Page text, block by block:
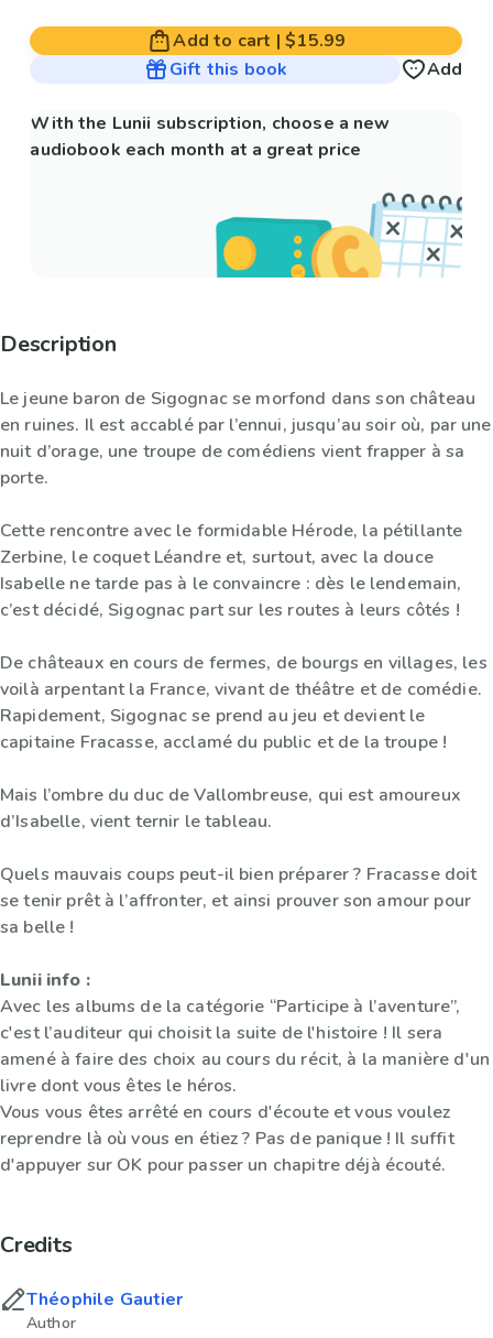
Add to cart |$15.99
Gift this book
Add
With the Lunii subscription, choose a new
audiobook each month at a great price
Description
Le jeune baron de Sigognac se morfond dans son château
en ruines. Il est accablé par l’ennui, jusqu’au soir où, par une
nuit d’orage, une troupe de comédiens vient frapper à sa
porte.
Cette rencontre avec le formidable Hérode, la pétillante
Zerbine, le coquet Léandre et, surtout, avec la douce
Isabelle ne tarde pas à le convaincre : dès le lendemain,
c’est décidé, Sigognac part sur les routes à leurs côtés !
De châteaux en cours de fermes, de bourgs en villages, les
voilà arpentant la France, vivant de théâtre et de comédie.
Rapidement, Sigognac se prend au jeu et devient le
capitaine Fracasse, acclamé du public et de la troupe !
Mais l’ombre du duc de Vallombreuse, qui est amoureux
d’Isabelle, vient ternir le tableau.
Quels mauvais coups peut-il bien préparer ? Fracasse doit
se tenir prêt à l’affronter, et ainsi prouver son amour pour
sa belle !
Lunii info :
Avec les albums de la catégorie “Participe à l’aventure”,
c'est l’auditeur qui choisit la suite de l'histoire ! Il sera
amené à faire des choix au cours du récit, à la manière d'un
livre dont vous êtes le héros.
Vous vous êtes arrêté en cours d'écoute et vous voulez
reprendre là où vous en étiez ? Pas de panique ! Il suffit
d'appuyer sur OK pour passer un chapitre déjà écouté.
Credits
Théophile Gautier
Author